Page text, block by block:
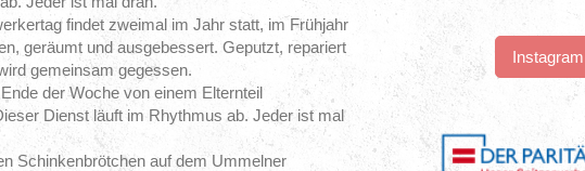
findet zweimal im Jahr statt, im Frühjahr
geräumt und ausgebessert. Geputzt, repariert
gemeinsam gegessen.
der Woche von einem Elternteil
Dienst läuft im Rhythmus ab. Jeder ist mal
Schinkenbrötchen auf dem Ummelner
Instagram